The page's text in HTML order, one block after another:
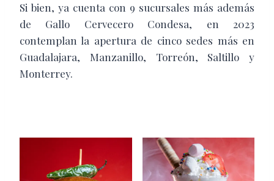
Si bien, ya cuenta con 9 sucursales más además
de Gallo Cervecero Condesa, en 2023
contemplan la apertura de cinco sedes más en
Guadalajara, Manzanillo, Torreón, Saltillo y
Monterrey.